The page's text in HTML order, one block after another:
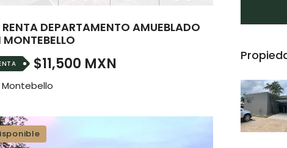
RENTA DEPARTAMENTO AMUEBLADO
MONTEBELLO
$11,500 MXN
Montebello